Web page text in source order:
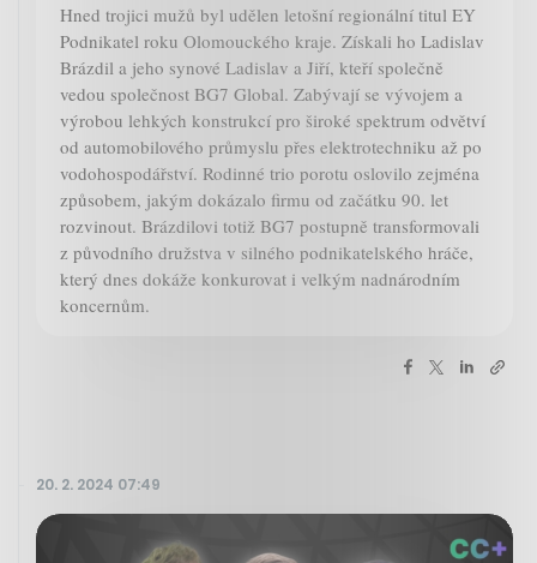
Hned trojici mužů byl udělen letošní regionální titul EY
Podnikatel roku Olomouckého kraje. Získali ho Ladislav
Brázdil a jeho synové Ladislav a Jiří, kteří společně
vedou společnost BG7 Global. Zabývají se vývojem a
výrobou lehkých konstrukcí pro široké spektrum odvětví
od automobilového průmyslu přes elektrotechniku až po
vodohospodářství. Rodinné trio porotu oslovilo zejména
způsobem, jakým dokázalo firmu od začátku 90. let
rozvinout. Brázdilovi totiž BG7 postupně transformovali
z původního družstva v silného podnikatelského hráče,
který dnes dokáže konkurovat i velkým nadnárodním
koncernům.
20. 2. 2024 07:49